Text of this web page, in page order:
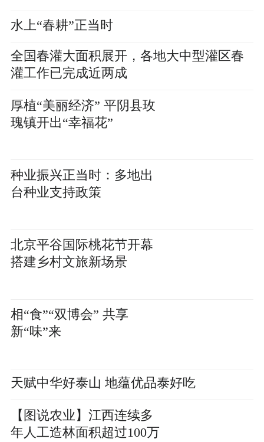
水上“春耕”正当时
全国春灌大面积展开，各地大中型灌区春
灌工作已完成近两成
厚植“美丽经济” 平阴县玫
瑰镇开出“幸福花”
种业振兴正当时：多地出
台种业支持政策
北京平谷国际桃花节开幕
搭建乡村文旅新场景
相“食”“双博会” 共享
新“味”来
天赋中华好泰山 地蕴优品泰好吃
【图说农业】江西连续多
年人工造林面积超过100万